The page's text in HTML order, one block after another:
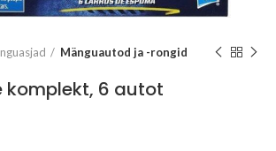
Mänguautod ja -rongid
komplekt, 6 autot